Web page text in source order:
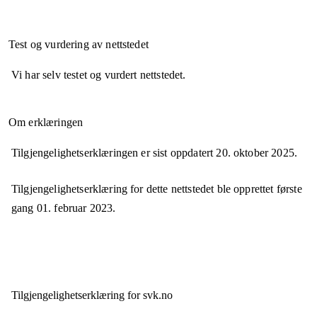
Test og vurdering av nettstedet
Vi har selv testet og vurdert nettstedet.
Om erklæringen
Tilgjengelighetserklæringen er sist oppdatert20. oktober 2025.
Tilgjengelighetserklæring for dette nettstedet ble opprettet første
gang 01. februar 2023.
Tilgjengelighets­erklæring forsvk.no